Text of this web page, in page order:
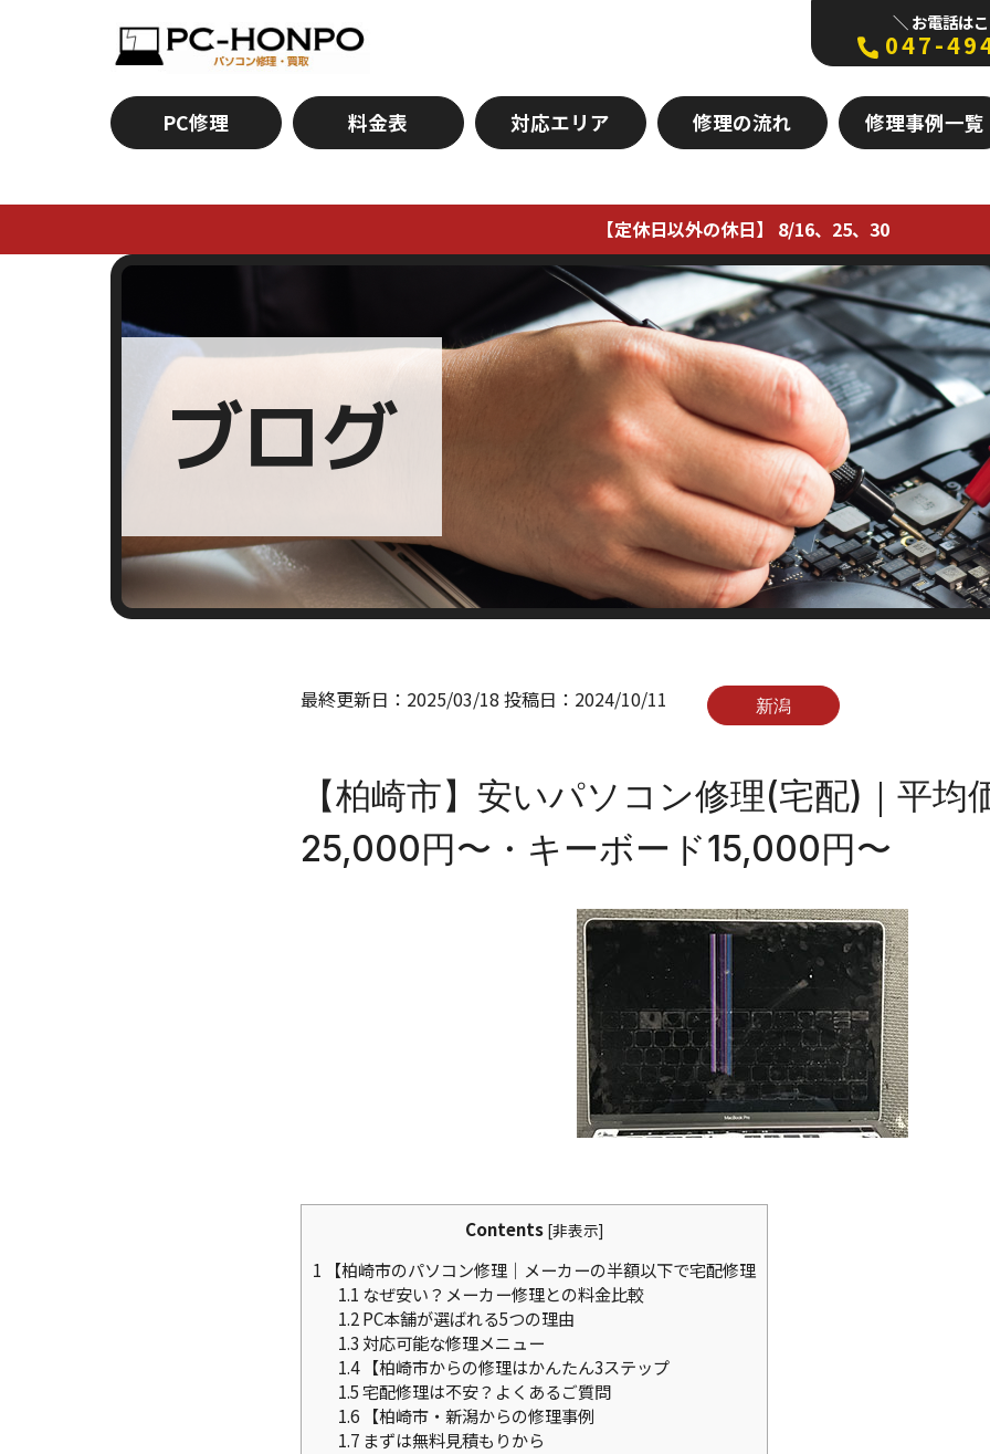
＼ お電話は
047-
PC修理 料金表 対応エリア 修理の流れ 修理事例一覧
【定休日以外の休日】 8/16、25、30
ブログ
最終更新日： 2025/03/18 投稿日： 2024/10/11 新潟
【柏崎市】安いパソコン修理(宅配)｜平均
25,000円〜・キーボード15,000円〜
Contents [非表示]
1 【柏崎市のパソコン修理｜メーカーの半額以下で宅配修理
1.1 なぜ安い？メーカー修理との料金比較
1.2PC本舗が選ばれる5つの理由
1.3 対応可能な修理メニュー
1.4【柏崎市からの修理はかんたん3ステップ
1.5宅配修理は不安？よくあるご質問
1.6【柏崎市・新潟からの修理事例
1.7まずは無料見積もりから